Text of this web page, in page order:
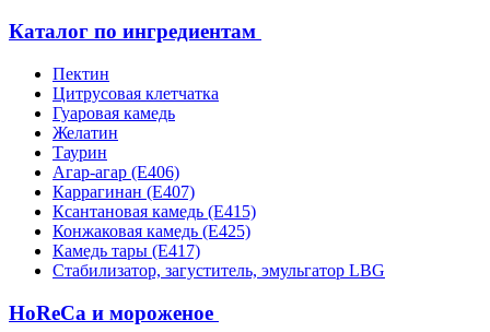
Каталог по ингредиентам
Пектин
Цитрусовая клетчатка
Гуаровая камедь
Желатин
Таурин
Агар-агар (Е406)
Каррагинан (Е407)
Ксантановая камедь (Е415)
Конжаковая камедь (Е425)
Камедь тары (Е417)
Стабилизатор, загуститель, эмульгатор LBG
HoReCa и мороженое